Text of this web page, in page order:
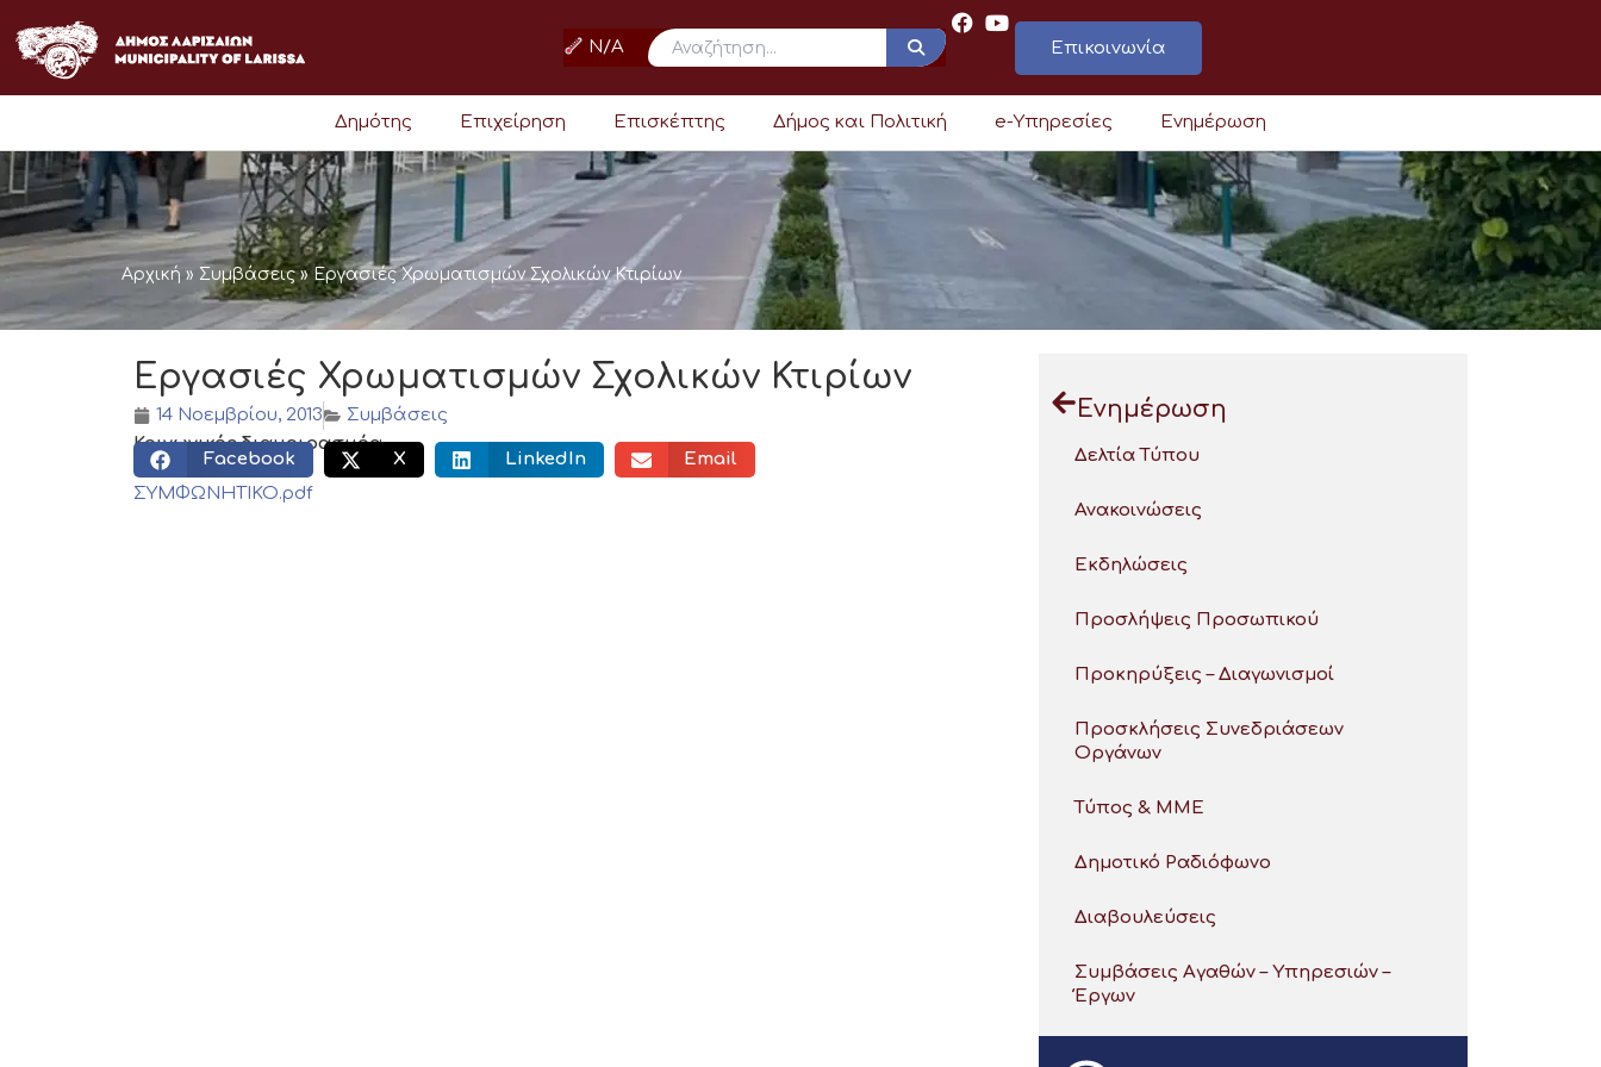
στο
περιεχόμενο
N/A Επικοινωνία
Δημότης Επιχείρηση Επισκέπτης Δήμος και Πολιτική e-Υπηρεσίες Ενημέρωση
Αρχική » Συμβάσεις» Εργασιές Χρωματισμών Σχολικών Κτιρίων
Εργασιές Χρωματισμών Σχολικών Κτιρίων
14 Νοεμβρίου, 2013
Συμβάσεις
Κοινωνικός διαμοιρασμός:
Facebook X LinkedIn
Email
ΣΥΜΦΩΝΗΤΙΚΟ.pdf
Ενημέρωση
Δελτία Τύπου
Ανακοινώσεις
Εκδηλώσεις
Προσλήψεις Προσωπικού
Προκηρύξεις – Διαγωνισμοί
Προσκλήσεις Συνεδριάσεων
Οργάνων
Τύπος & ΜΜΕ
Δημοτικό Ραδιόφωνο
Διαβουλεύσεις
Συμβάσεις Αγαθών – Υπηρεσιών –
Έργων